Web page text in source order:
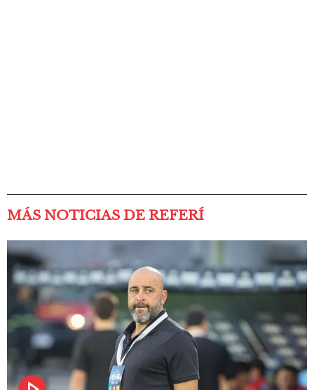
MÁS NOTICIAS DE REFERÍ